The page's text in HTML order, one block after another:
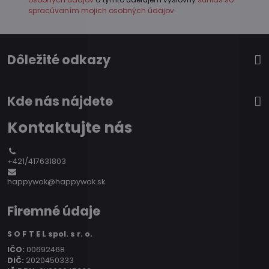
spracúvaním mojich osobných údajov.
Dôležité odkazy
Kde nás nájdete
Kontaktujte nás
+421/417631803
happywok@happywok.sk
Firemné údaje
S O F T E L spol. s r. o.
IČO: 00692468
DIČ: 2020450333